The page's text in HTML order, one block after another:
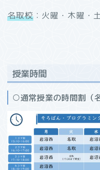
名取校：火曜・木曜・
授業時間
○通常授業の時間割（